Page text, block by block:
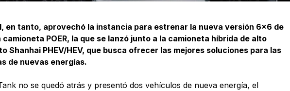
en tanto, aprovechó la instancia para estrenar la nueva versión 6×6 de
POER, la que se lanzó junto a la camioneta híbrida de alto
Shanhai PHEV/HEV, que busca ofrecer las mejores soluciones para las
de nuevas energías.
no se quedó atrás y presentó dos vehículos de nueva energía, el